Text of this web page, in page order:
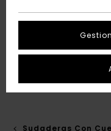
Sudaderas Con